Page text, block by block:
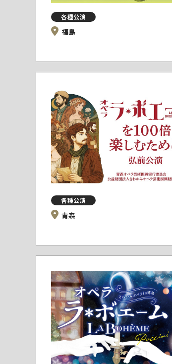
各種公演
福島
各種公演
青森